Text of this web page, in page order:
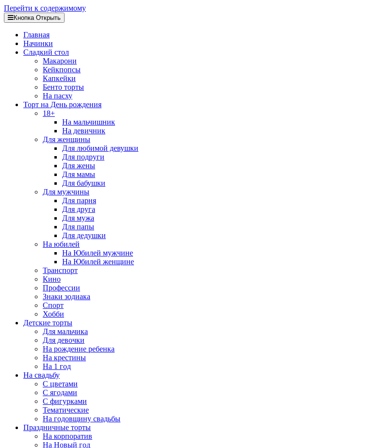
Перейти к содержимому
Кнопка Открыть
Главная
Начинки
Сладкий стол
Макарони
Кейкпопсы
Капкейки
Бенто торты
На пасху
Торт на День рождения
18+
На мальчишник
На девичник
Для женщины
Для любимой девушки
Для подруги
Для жены
Для мамы
Для бабушки
Для мужчины
Для парня
Для друга
Для мужа
Для папы
Для дедушки
На юбилей
На Юбилей мужчине
На Юбилей женщине
Транспорт
Кино
Профессии
Знаки зодиака
Спорт
Хобби
Детские торты
Для мальчика
Для девочки
На рождение ребенка
На крестины
На 1 год
На свадьбу
С цветами
С ягодами
С фигурками
Тематические
На годовщину свадьбы
Праздничные торты
На корпоратив
На Новый год